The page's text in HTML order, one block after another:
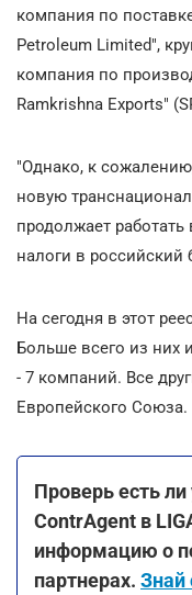
компания по
Petroleum Limited",
компания по
Ramkrishna Exports"
"Однако, к
новую
продолжает
налоги в
На сегодня в этот
Больше всего из них
- 7 компаний. Все
Европейского Союза.
Проверь есть
ContrAgent в
информацию о
партнерах. Знай